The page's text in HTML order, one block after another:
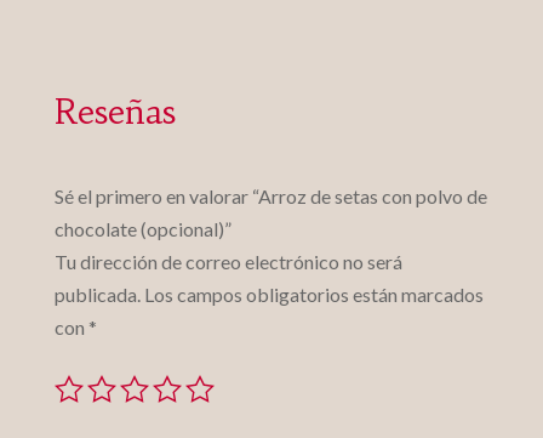
Reseñas
Sé el primero en valorar “Arroz de setas con polvo de
chocolate (opcional)”
Tu dirección de correo electrónico no será
publicada. Los campos obligatorios están marcados
con *